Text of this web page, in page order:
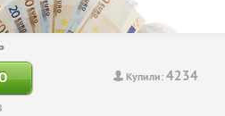
Купили:4234